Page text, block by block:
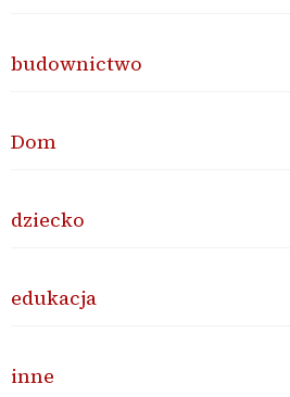
budownictwo
Dom
dziecko
edukacja
inne